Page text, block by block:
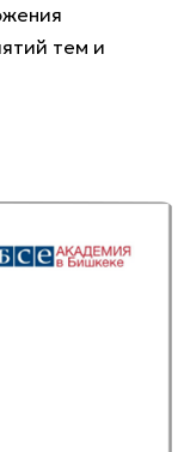
тем и